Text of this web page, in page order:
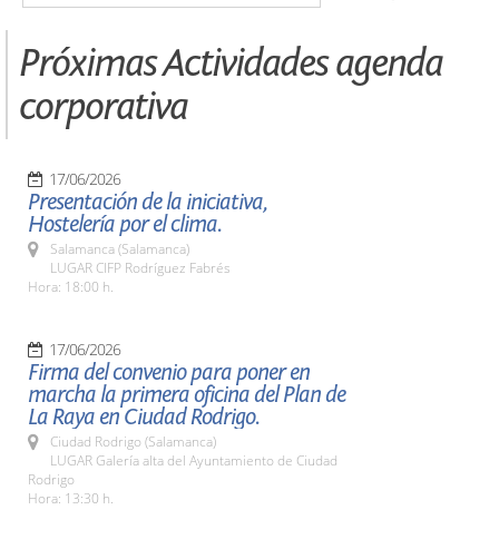
Próximas Actividades agenda
corporativa
17/06/2026
Presentación de la iniciativa,
Hostelería por el clima.
Salamanca (Salamanca)
LUGAR CIFP Rodríguez Fabrés
Hora: 18:00 h.
17/06/2026
Firma del convenio para poner en
marcha la primera oficina del Plan de
La Raya en Ciudad Rodrigo.
Ciudad Rodrigo (Salamanca)
LUGAR Galería alta del Ayuntamiento de Ciudad
Rodrigo
Hora: 13:30 h.